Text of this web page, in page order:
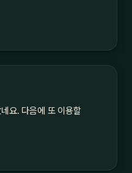
요. 다음에 또 이용할